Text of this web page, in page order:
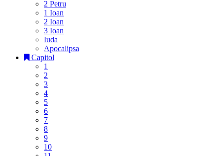
2 Petru
1 Ioan
2 Ioan
3 Ioan
Iuda
Apocalipsa
Capitol
1
2
3
4
5
6
7
8
9
10